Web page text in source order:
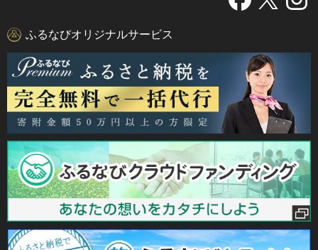
ふるなびオリジナルサービス